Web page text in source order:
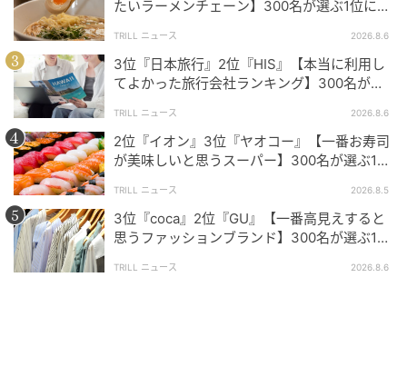
ーブや横風の場面でも安心して運転できる点が魅力だと感じま
す。（25歳/男性）
車高があるSUVでありながら重心が低めで、直進安定性が高い
と感じるからです。高速道路でもハンドルのブレが少なく、横
風を受けた際もふらつきにくい印象があります。（30歳/女
性）
フォレスターは車体の安定感が高く、高速道路でもふらつきに
たいラーメンチェーン】300名が選ぶ1位に
る」
TRILL ニュース 2026.8.6
3位『日本旅行』2位『HIS』【本当に利用し
てよかった旅行会社ランキング】300名が選
TRILL ニュース 2026.8.6
2位『イオン』3位『ヤオコー』【一番お寿司
が美味しいと思うスーパー】300名が選ぶ1位
TRILL ニュース 2026.8.5
3位『coca』2位『GU』【一番高見えすると
思うファッションブランド】300名が選ぶ1位
麗」
TRILL ニュース 2026.8.6